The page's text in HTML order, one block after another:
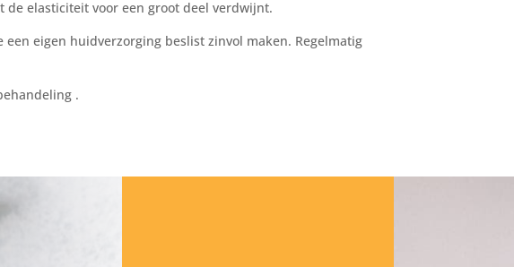
elasticiteit voor een groot deel verdwijnt.
eigen huidverzorging beslist zinvol maken. Regelmatig
.